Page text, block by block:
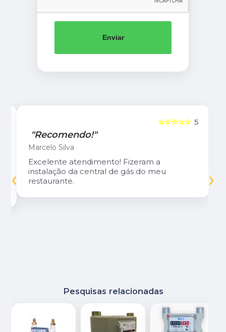
Enviar
5
☆☆☆☆☆
"Recomendo!"
Marcelo Silva
Excelente atendimento! Fizeram a
instalação da central de gás do meu
restaurante.
‹ ›
Pesquisas relacionadas